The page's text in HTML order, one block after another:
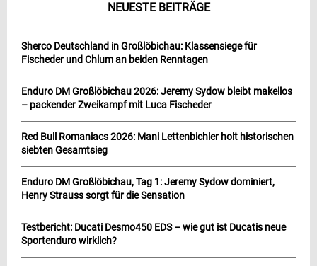
NEUESTE BEITRÄGE
Sherco Deutschland in Großlöbichau: Klassensiege für
Fischeder und Chlum an beiden Renntagen
Enduro DM Großlöbichau 2026: Jeremy Sydow bleibt makellos
– packender Zweikampf mit Luca Fischeder
Red Bull Romaniacs 2026: Mani Lettenbichler holt historischen
siebten Gesamtsieg
Enduro DM Großlöbichau, Tag 1: Jeremy Sydow dominiert,
Henry Strauss sorgt für die Sensation
Testbericht: Ducati Desmo450 EDS – wie gut ist Ducatis neue
Sportenduro wirklich?